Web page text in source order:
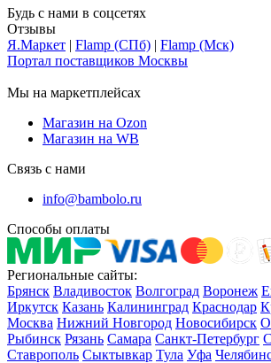
Будь с нами в соцсетях
Отзывы
Я.Маркет | Flamp (СПб) | Flamp (Мск)
Портал поставщиков Москвы
Мы на маркетплейсах
Магазин на Ozon
Магазин на WB
Связь с нами
info@bambolo.ru
Способы оплаты
Региональные сайты:
Брянск Владивосток Волгоград Воронеж
Иркутск Казань Калининград Краснодар
Москва Нижний Новгород Новосибирск
Рыбинск Рязань Самара Санкт-Петербург
Ставрополь Сыктывкар Тула Уфа